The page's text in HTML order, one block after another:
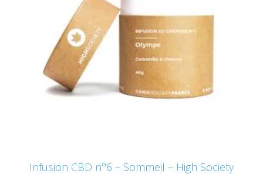
Infusion CBD n°6 – Sommeil – High Society